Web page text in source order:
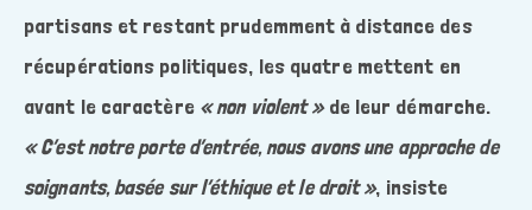
partisans et restant prudemment à distance des
récupérations politiques, les quatre mettent en
avant le caractère « non violent »de leur démarche.
« C’est notre porte d’entrée, nous avons une approche de
soignants, basée sur l’éthique et le droit », insiste